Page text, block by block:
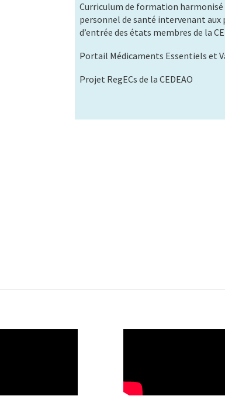
Curriculum de formation harmonisé
personnel de santé intervenant aux
d’entrée des états membres de la
Portail Médicaments Essentiels et
Projet RegECs de la CEDEAO